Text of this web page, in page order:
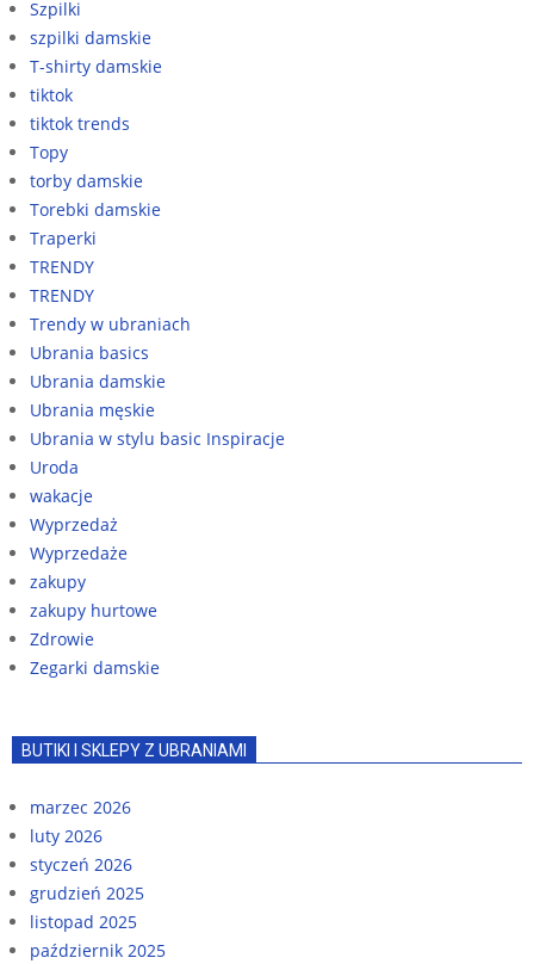
Szpilki
szpilki damskie
T-shirty damskie
tiktok
tiktok trends
Topy
torby damskie
Torebki damskie
Traperki
TRENDY
TRENDY
Trendy w ubraniach
Ubrania basics
Ubrania damskie
Ubrania męskie
Ubrania w stylu basic Inspiracje
Uroda
wakacje
Wyprzedaż
Wyprzedaże
zakupy
zakupy hurtowe
Zdrowie
Zegarki damskie
BUTIKI I SKLEPY Z UBRANIAMI
marzec 2026
luty 2026
styczeń 2026
grudzień 2025
listopad 2025
październik 2025